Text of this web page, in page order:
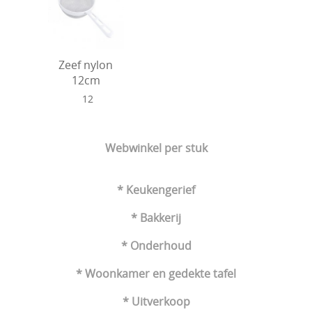
Webwinkel per stuk
* Keukengerief
* Bakkerij
* Onderhoud
* Woonkamer en gedekte tafel
* Uitverkoop
Zeef nylon
12cm
12